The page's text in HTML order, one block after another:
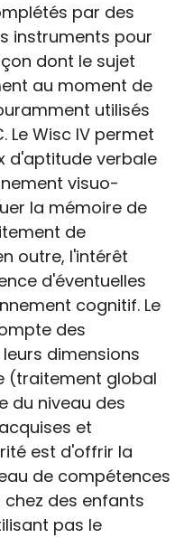
par des
instruments pour
dont le sujet
au moment de
utilisés
Le Wisc IV permet
d'aptitude verbale
visuo-
la mémoire de
de
outre, l'intérêt
d'éventuelles
cognitif. Le
des
dimensions
(traitement global
du niveau des
et
est d'offrir la
de compétences
des enfants
pas le